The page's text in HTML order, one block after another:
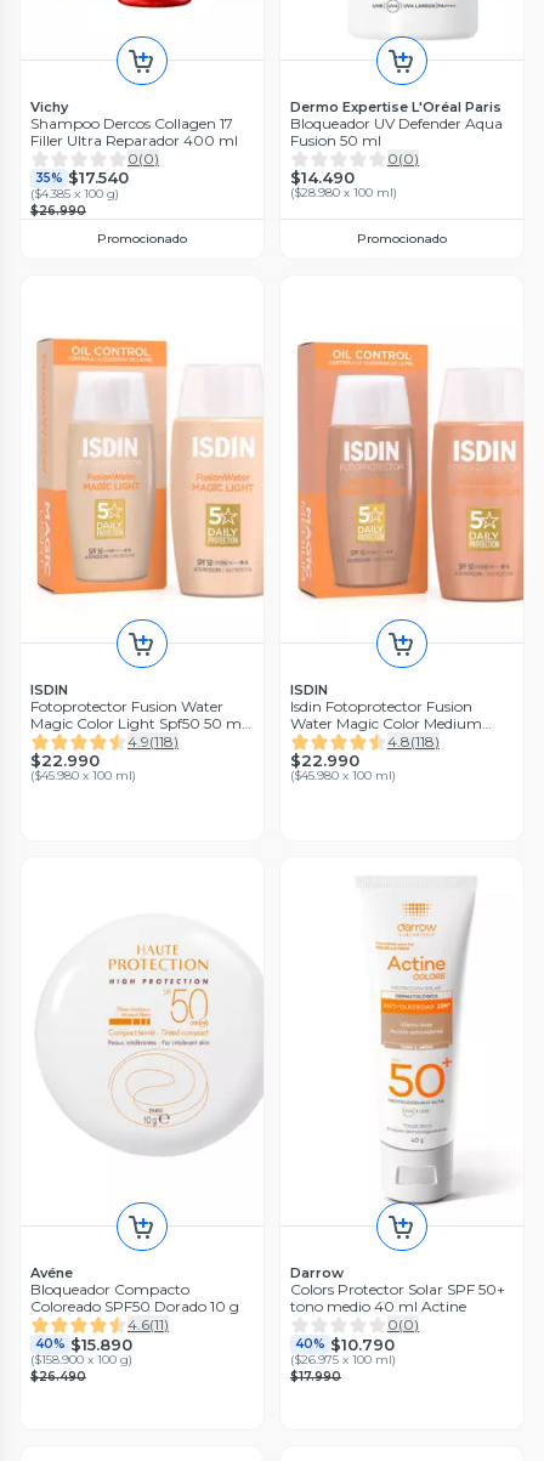
Vichy
Shampoo Dercos Collagen 17
Filler Ultra Reparador 400 ml
0(0)
35% $17.540
($4.385 x 100 g)
$26.990
Promocionado
Dermo Expertise L'Oréal Paris
Bloqueador UV Defender Aqua
Fusion 50 ml
0(0)
$14.490
($28.980 x 100 ml)
Promocionado
ISDIN
Fotoprotector Fusion Water
Magic Color Light Spf50 50 ml
Isdin
4.9(118)
$22.990
($45.980 x 100 ml)
ISDIN
Isdin Fotoprotector Fusion
Water Magic Color Medium
Spf50 50 ml 4.8(118)
$22.990
($45.980 x 100 ml)
Avéne
Bloqueador Compacto
Coloreado SPF50 Dorado 10 g
4.6(11)
40% $15.890
($158.900 x 100 g)
$26.490
Darrow
Colors Protector Solar SPF 50+
tono medio 40 ml Actine
0(0)
40% $10.790
($26.975 x 100 ml)
$17.990